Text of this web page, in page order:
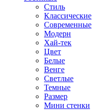
Стиль
Классические
Современные
Модерн
Хай-тек
Цвет
Белые
Венге
Светлые
Темные
Размер
Мини стенки